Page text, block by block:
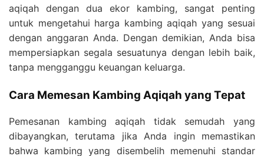
aqiqah dengan dua ekor kambing, sangat penting
untuk mengetahui harga kambing aqiqah yang sesuai
dengan anggaran Anda. Dengan demikian, Anda bisa
mempersiapkan segala sesuatunya dengan lebih baik,
tanpa mengganggu keuangan keluarga.
Cara Memesan Kambing Aqiqah yang Tepat
Pemesanan kambing aqiqah tidak semudah yang
dibayangkan, terutama jika Anda ingin memastikan
bahwa kambing yang disembelih memenuhi standar